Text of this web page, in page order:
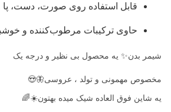
قابل استفاده روی صورت، دست، پا
حاوی ترکیبات مرطوب‌کننده و
شیمر بدن✨ یه محصول بی نظیر و درجه یک
مخصوص مهمونی و تولد ، عروسی🦋😍
یه شاین فوق العاده شیک میده بهتون☀️🌈